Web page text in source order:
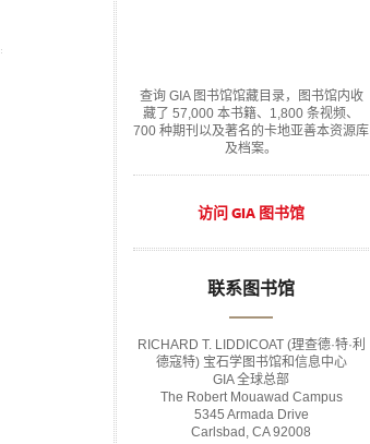
查询 GIA 图书馆馆藏目录，图书馆内收
藏了 57,000 本书籍、1,800 条视频、
700 种期刊以及著名的卡地亚善本资源库
及档案。
访问 GIA 图书馆
联系图书馆
RICHARD T. LIDDICOAT (理查德·特·利
德寇特) 宝石学图书馆和信息中心
GIA 全球总部
The Robert Mouawad Campus
5345 Armada Drive
Carlsbad, CA 92008